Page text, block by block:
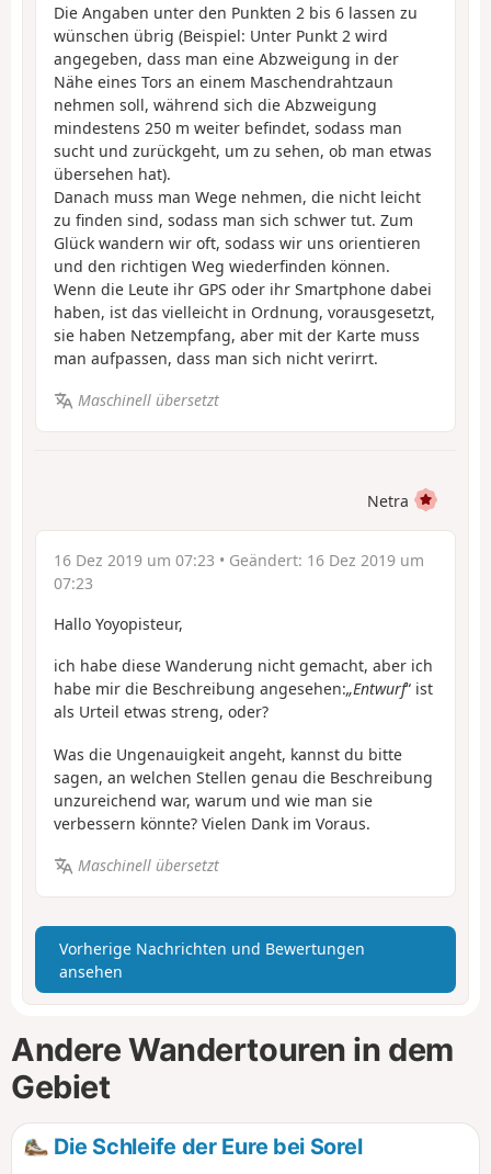
Die Angaben unter den Punkten 2 bis 6 lassen zu
wünschen übrig (Beispiel: Unter Punkt 2 wird
angegeben, dass man eine Abzweigung in der
Nähe eines Tors an einem Maschendrahtzaun
nehmen soll, während sich die Abzweigung
mindestens 250 m weiter befindet, sodass man
sucht und zurückgeht, um zu sehen, ob man etwas
übersehen hat).
Danach muss man Wege nehmen, die nicht leicht
zu finden sind, sodass man sich schwer tut. Zum
Glück wandern wir oft, sodass wir uns orientieren
und den richtigen Weg wiederfinden können.
Wenn die Leute ihr GPS oder ihr Smartphone dabei
haben, ist das vielleicht in Ordnung, vorausgesetzt,
sie haben Netzempfang, aber mit der Karte muss
man aufpassen, dass man sich nicht verirrt.
Maschinell übersetzt
Netra
16 Dez 2019 um 07:23 • Geändert: 16 Dez 2019 um
07:23
Hallo Yoyopisteur,
ich habe diese Wanderung nicht gemacht, aber ich
habe mir die Beschreibung angesehen:„Entwurf“ ist
als Urteil etwas streng, oder?
Was die Ungenauigkeit angeht, kannst du bitte
sagen, an welchen Stellen genau die Beschreibung
unzureichend war, warum und wie man sie
verbessern könnte? Vielen Dank im Voraus.
Maschinell übersetzt
Vorherige Nachrichten und Bewertungen
ansehen
Andere Wandertouren in dem
Gebiet
Die Schleife der Eure bei Sorel